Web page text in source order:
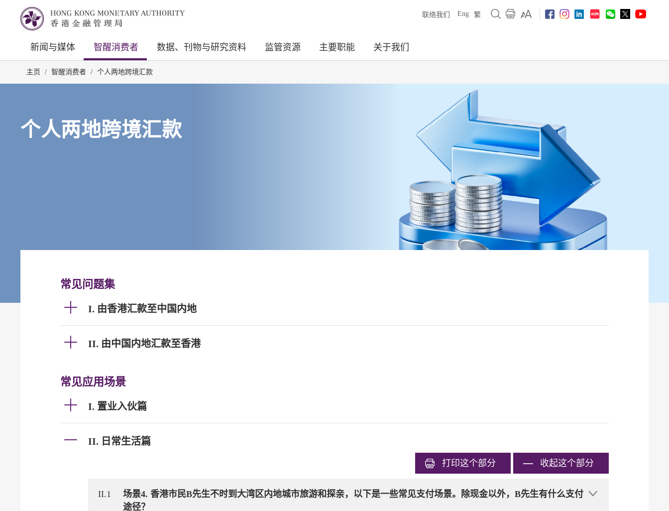
联络我们 Eng 繁
新闻与媒体 智醒消费者 数据、刊物与研究资料 监管资源 主要职能 关于我们
主页 / 智醒消费者 / 个人两地跨境汇款
个人两地跨境汇款
常见问题集
I. 由香港汇款至中国内地
II. 由中国内地汇款至香港
常见应用场景
I. 置业入伙篇
II. 日常生活篇
打印这个部分 收起这个部分
II.1
场景4. 香港市民B先生不时到大湾区内地城市旅游和探亲，以下是一些常见支付场景。除现金以外，B先生有什么支付
途径？